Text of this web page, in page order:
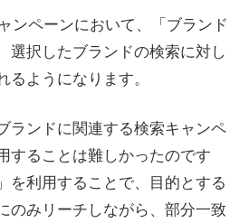
ンペーンにおいて、「ブランド
選択したブランドの検索に対し
ようになります。
ランドに関連する検索キャンペ
することは難しかったのです
を利用することで、目的とする
のみリーチしながら、部分一致